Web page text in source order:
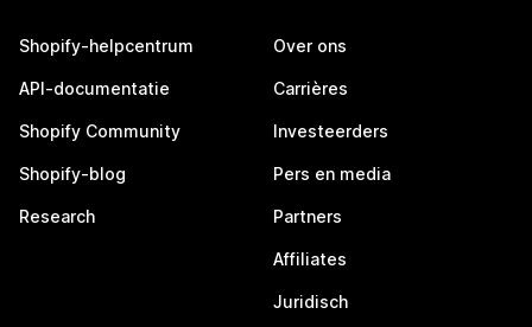
Shopify-helpcentrum
API-documentatie
Shopify Community
Shopify-blog
Research
Over ons
Carrières
Investeerders
Pers en media
Partners
Affiliates
Juridisch